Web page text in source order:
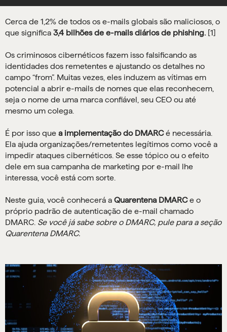
Cerca de 1,2% de todos os e-mails globais são maliciosos, o
que significa 3,4 bilhões de e-mails diários de phishing. [1]
Os criminosos cibernéticos fazem isso falsificando as
identidades dos remetentes e ajustando os detalhes no
campo “from”. Muitas vezes, eles induzem as vítimas em
potencial a abrir e-mails de nomes que elas reconhecem,
seja o nome de uma marca confiável, seu CEO ou até
mesmo um colega.
É por isso que a implementação do DMARCé necessária.
Ela ajuda organizações/remetentes legítimos como você a
impedir ataques cibernéticos. Se esse tópico ou o efeito
dele em sua campanha de marketing por e-mail lhe
interessa, você está com sorte.
Neste guia, você conhecerá a Quarentena DMARCe o
próprio padrão de autenticação de e-mail chamado
DMARC. Se você já sabe sobre o DMARC, pule para a seção
Quarentena DMARC.